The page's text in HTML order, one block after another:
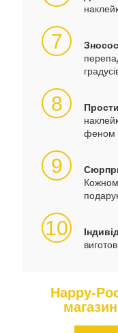
7
8
феном
9
10
Happy-